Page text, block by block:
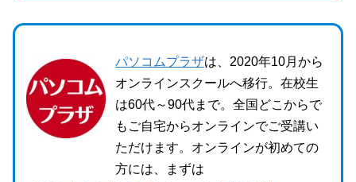
パソコムプラザは、2020年10月から
オンラインスクールへ移行。在校生
は60代～90代まで。全国どこからで
もご自宅からオンラインでご受講い
ただけます。オンラインが初めての
方には、まずは